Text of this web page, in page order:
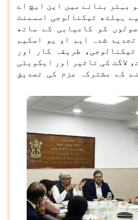
بہتر بنانے میں این ایچ اے
ہیلتھ ٹیکنالوجی اسسمنٹ
کو کامیابی کے ساتھ
شدہ ایم او یو اسکیم
طریقہ کار اور
لاگت کی تاثیر اور ایکویٹی
کے مشترکہ عزم کی تصدیق